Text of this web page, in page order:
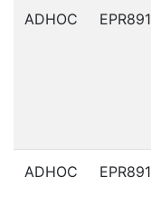
ADHOC EPR891
ADHOC EPR891